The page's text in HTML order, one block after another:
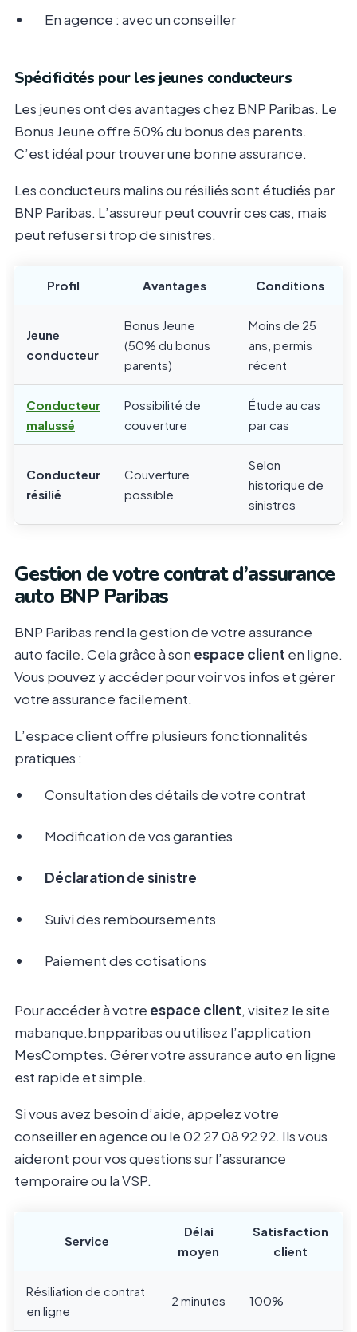
En agence : avec un conseiller
Spécificités pour les jeunes conducteurs
Les jeunes ont des avantages chez BNP Paribas. Le
Bonus Jeune offre 50% du bonus des parents.
C’est idéal pour trouver une bonne assurance.
Les conducteurs malins ou résiliés sont étudiés par
BNP Paribas. L’assureur peut couvrir ces cas, mais
peut refuser si trop de sinistres.
Profil Avantages Conditions
Jeune
conducteur
Bonus Jeune
(50% du bonus
parents)
Moins de 25
ans, permis
récent
Conducteur
malussé
Possibilité de
couverture
Étude au cas
par cas
Conducteur
résilié
Couverture
possible
Selon
historique de
sinistres
Gestion de votre contrat d’assurance
auto BNP Paribas
BNP Paribas rend la gestion de votre assurance
auto facile. Cela grâce à son espace client en ligne.
Vous pouvez y accéder pour voir vos infos et gérer
votre assurance facilement.
L’espace client offre plusieurs fonctionnalités
pratiques :
Consultation des détails de votre contrat
Modification de vos garanties
Déclaration de sinistre
Suivi des remboursements
Paiement des cotisations
Pour accéder à votre espace client, visitez le site
mabanque.bnpparibas ou utilisez l’application
MesComptes. Gérer votre assurance auto en ligne
est rapide et simple.
Si vous avez besoin d’aide, appelez votre
conseiller en agence ou le 02 27 08 92 92. Ils vous
aideront pour vos questions sur l’assurance
temporaire ou la VSP.
Service
Délai
moyen
Satisfaction
client
Résiliation de contrat
en ligne
2 minutes 100%